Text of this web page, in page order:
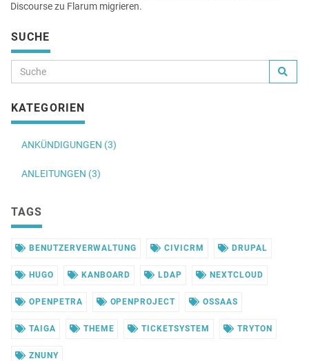
Discourse zu Flarum migrieren.
SUCHE
KATEGORIEN
ANKÜNDIGUNGEN (3)
ANLEITUNGEN (3)
TAGS
BENUTZERVERWALTUNG CIVICRM DRUPAL
HUGO KANBOARD LDAP NEXTCLOUD
OPENPETRA OPENPROJECT OSSAAS
TAIGA THEME TICKETSYSTEM TRYTON
ZNUNY